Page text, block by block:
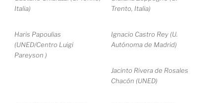
Italia)
Trento, Italia)
Haris Papoulias
(UNED/Centro Luigi
Pareyson )
Ignacio Castro Rey (U.
Autónoma de Madrid)
Jacinto Rivera de Rosales
Chacón (UNED)